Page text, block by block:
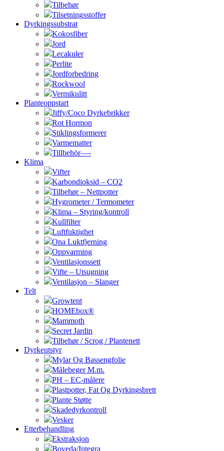
Tilbehør
Tilsetningsstoffer
Dyrkingssubstrat
Kokosfiber
Jord
Lecakuler
Perlite
Jordforbedring
Rockwool
Vermikulitt
Planteoppstart
Jiffy/Coco Dyrkebrikker
Rot Hormon
Stiklingsformerer
Varmematter
Tillbehör—-
Klima
Vifter
Karbondioksid – CO2
Tilbehør – Nettpotter
Hygrometer / Termometer
Klima – Styring/kontroll
Kullfilter
Luftfuktighet
Ona Luktfjerning
Oppvarming
Ventilasjonssett
Vifte – Utsugning
Ventilasjon – Slanger
Telt
Growtent
HOMEbox®
Mammoth
Secret Jardin
Tilbehør / Scrog / Plantenett
Dyrkeutstyr
Mylar Og Bassengfolie
Målebeger M.m.
PH – EC-målere
Plastpotter, Fat Og Dyrkingsbrett
Plante Støtte
Skadedyrkontroll
Vesker
Etterbehandling
Ekstraksjon
Boveda/Integra